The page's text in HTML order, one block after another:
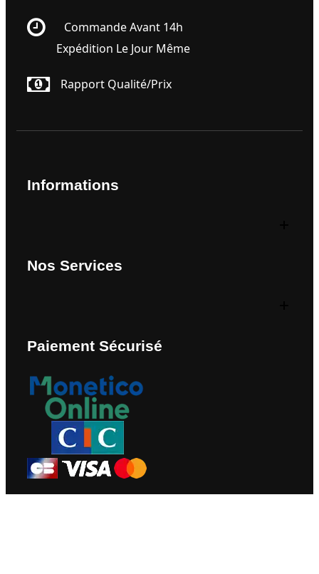
Commande Avant 14h
Expédition Le Jour Même
Rapport Qualité/prix
Informations
Nos Services
Paiement Sécurisé